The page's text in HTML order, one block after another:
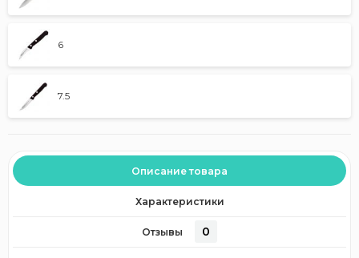
6
7.5
Описание товара
Характеристики
Отзывы 0